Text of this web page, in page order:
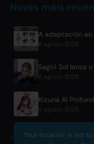
Novas máis
6 agosto 2026
6 agosto 2026
6 agosto 2026
© 2026 OnlyHit. All rights
Your browser is set